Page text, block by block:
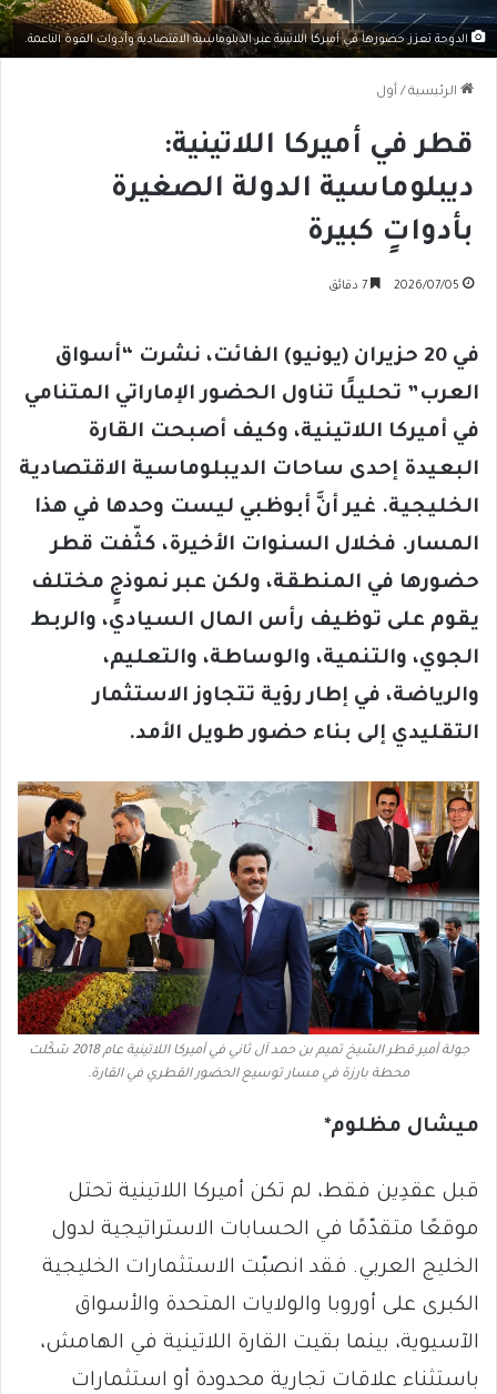
الدوحة تعزز حضورها في أميركا اللاتينية عبر الدبلوماسية الاقتصادية وأدوات القوة الناعمة.
الرئيسية / أول
قطر في أميركا اللاتينية:
ديبلوماسية الدولة الصغيرة
بأدواتٍ كبيرة
2026/07/05
في 20 حزيران (يونيو) الفائت، نشرت “أسواق
العرب ” تحليلًا تناول الحضور الإماراتي المتنامي
في أميركا اللاتينية، وكيف أصبحت القارة
البعيدة إحدى ساحات الديبلوماسية الاقتصادية
الخليجية. غير أنَّ أبوظبي ليست وحدها في هذا
المسار. فخلال السنوات الأخيرة، كثّفت قطر
حضورها في المنطقة، ولكن عبر نموذجٍ مختلف
يقوم على توظيف رأس المال السيادي، والربط
الجوي، والتنمية، والوساطة، والتعليم،
والرياضة، في إطار رؤية تتجاوز الاستثمار
التقليدي إلى بناء حضور طويل الأمد.
جولة أمير قطر الشيخ تميم بن حمد آل ثاني في أميركا اللاتينية عام 2018 شكّلت
محطة بارزة في مسار توسيع الحضور القطري في القارة.
ميشال مظلوم*
قبل عقدِين فقط، لم تكن أميركا اللاتينية تحتل
موقعًا متقدّمًا في الحسابات الاستراتيجية لدول
الخليج العربي. فقد انصبّت الاستثمارات الخليجية
الكبرى على أوروبا والولايات المتحدة والأسواق
الآسيوية، بينما بقيت القارة اللاتينية في الهامش،
باستثناء علاقات تجارية محدودة أو استثمارات